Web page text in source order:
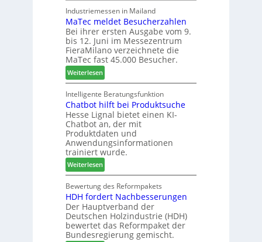
h
r
e
r
r
P
l
a
n
t
a
g
F
r
ä
s
e
r
u
n
d
-
V
e
r
b
i
n
e
r
e
C
a
r
e
-
A
k
t
i
o
n
s
w
o
c
h
e
n
2
0
2
Industriemessen in Mailand
MaTec meldet Besucherzahlen
Bei ihrer ersten Ausgabe vom 9.
bis 12. Juni im Messezentrum
FieraMilano verzeichnete die
MaTec fast 45.000 Besucher.
Weiterlesen:
M
a
T
e
c
m
e
l
d
e
t
B
e
s
u
Intelligente Beratungsfunktion
Chatbot hilft bei Produktsuche
Hesse Lignal bietet einen KI-
Chatbot an, der mit
Produktdaten und
Anwendungsinformationen
trainiert wurde.
Weiterlesen:
C
h
a
t
b
o
t
Bewertung des Reformpakets
HDH fordert Nachbesserungen
Der Hauptverband der
Deutschen Holzindustrie (HDH)
bewertet das Reformpaket der
Bundesregierung gemischt.